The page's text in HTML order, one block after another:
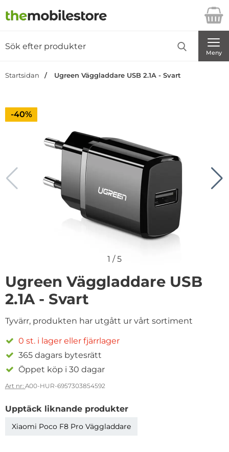
Startsidan för Danira Telecom AB
Meny
Startsidan Ugreen Väggladdare USB 2.1A - Svart
Priset är nedsatt med
-40%
1 /5
Ugreen Väggladdare USB
2.1A - Svart
Tyvärr, produkten har utgått ur vårt sortiment
0 st. i lager eller fjärrlager
365 dagars bytesrätt
Öppet köp i 30 dagar
Art nr: A00-HUR-6957303854592
Upptäck liknande produkter
Xiaomi Poco F8 Pro Väggladdare